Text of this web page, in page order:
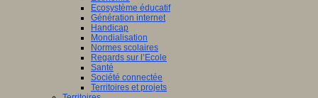
Ecosystème éducatif
Génération internet
Handicap
Mondialisation
Normes scolaires
Regards sur l’Ecole
Santé
Société connectée
Territoires et projets